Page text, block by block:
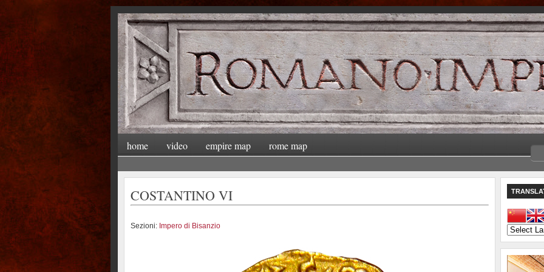
home video empire map rome map
COSTANTINO VI
Sezioni: Impero di Bisanzio